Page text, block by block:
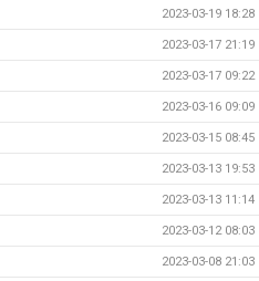
2023-03-19 18:28
2023-03-17 21:19
2023-03-17 09:22
2023-03-16 09:09
2023-03-15 08:45
2023-03-13 19:53
2023-03-13 11:14
2023-03-12 08:03
2023-03-08 21:03